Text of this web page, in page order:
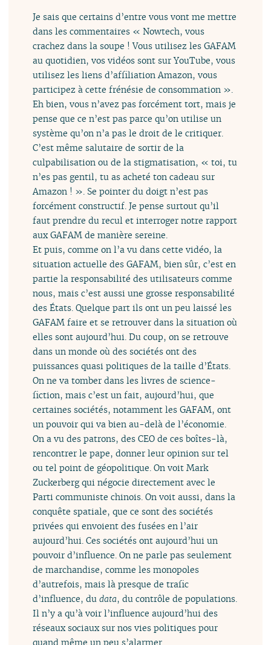
Je sais que certains d’entre vous vont me mettre
dans les commentaires « Nowtech, vous
crachez dans la soupe ! Vous utilisez les GAFAM
au quotidien, vos vidéos sont sur YouTube, vous
utilisez les liens d’affiliation Amazon, vous
participez à cette frénésie de consommation ».
Eh bien, vous n’avez pas forcément tort, mais je
pense que ce n’est pas parce qu’on utilise un
système qu’on n’a pas le droit de le critiquer.
C’est même salutaire de sortir de la
culpabilisation ou de la stigmatisation, « toi, tu
n’es pas gentil, tu as acheté ton cadeau sur
Amazon ! ». Se pointer du doigt n’est pas
forcément constructif. Je pense surtout qu’il
faut prendre du recul et interroger notre rapport
aux GAFAM de manière sereine.
Et puis, comme on l’a vu dans cette vidéo, la
situation actuelle des GAFAM, bien sûr, c’est en
partie la responsabilité des utilisateurs comme
nous, mais c’est aussi une grosse responsabilité
des États. Quelque part ils ont un peu laissé les
GAFAM faire et se retrouver dans la situation où
elles sont aujourd’hui. Du coup, on se retrouve
dans un monde où des sociétés ont des
puissances quasi politiques de la taille d’États.
On ne va tomber dans les livres de science-
fiction, mais c’est un fait, aujourd’hui, que
certaines sociétés, notamment les GAFAM, ont
un pouvoir qui va bien au-delà de l’économie.
On a vu des patrons, des CEO de ces boîtes-là,
rencontrer le pape, donner leur opinion sur tel
ou tel point de géopolitique. On voit Mark
Zuckerberg qui négocie directement avec le
Parti communiste chinois. On voit aussi, dans la
conquête spatiale, que ce sont des sociétés
privées qui envoient des fusées en l’air
aujourd’hui. Ces sociétés ont aujourd’hui un
pouvoir d’influence. On ne parle pas seulement
de marchandise, comme les monopoles
d’autrefois, mais là presque de trafic
d’influence, dudata, du contrôle de populations.
Il n’y a qu’à voir l’influence aujourd’hui des
réseaux sociaux sur nos vies politiques pour
quand même un peu s’alarmer.